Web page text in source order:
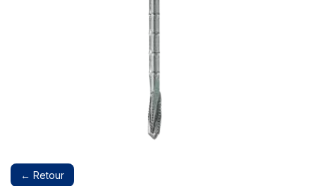
← Retour